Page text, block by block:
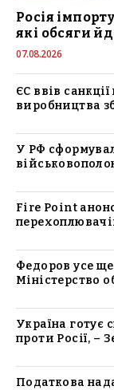
Росія
які обсяги
07.08.2026
ЄС ввів
виробництва
У РФ
Fire Point
Федоров усе
Міністерство
Україна готує
проти Росії, –
Податкова